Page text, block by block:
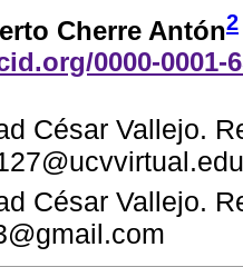
Cherre Antón2
0000-0001-
César Vallejo.
César Vallejo.